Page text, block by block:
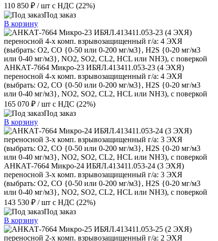
110 850 ₽ / шт с НДС (22%)
Под заказ
В корзину
АНКАТ-7664 Микро-23 ИБЯЛ.413411.053-23 (4 ЭХЯ)
переносной 4-х комп. взрывозащищенный г/а: 4 ЭХЯ
(выбрать: О2, CO {0-50 или 0-200 мг/м3}, H2S {0-20 мг/м3
или 0-40 мг/м3}, NО2, SО2, CL2, HCL или NH3), с поверкой
165 070 ₽ / шт с НДС (22%)
Под заказ
В корзину
АНКАТ-7664 Микро-24 ИБЯЛ.413411.053-24 (3 ЭХЯ)
переносной 3-х комп. взрывозащищенный г/а: 3 ЭХЯ
(выбрать: О2, CO {0-50 или 0-200 мг/м3}, H2S {0-20 мг/м3
или 0-40 мг/м3}, NО2, SО2, CL2, HCL или NH3), с поверкой
143 530 ₽ / шт с НДС (22%)
Под заказ
В корзину